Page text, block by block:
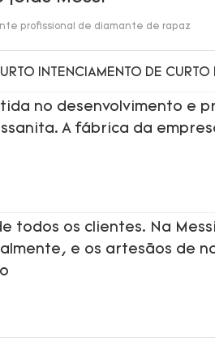
profissional de diamante de rapaz
no desenvolvimento e
A fábrica da
todos os clientes. Na
e os artesãos de